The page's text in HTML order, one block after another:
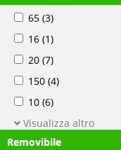
65 (3)
16 (1)
20 (7)
150 (4)
10 (6)
Visualizza altro
Removibile